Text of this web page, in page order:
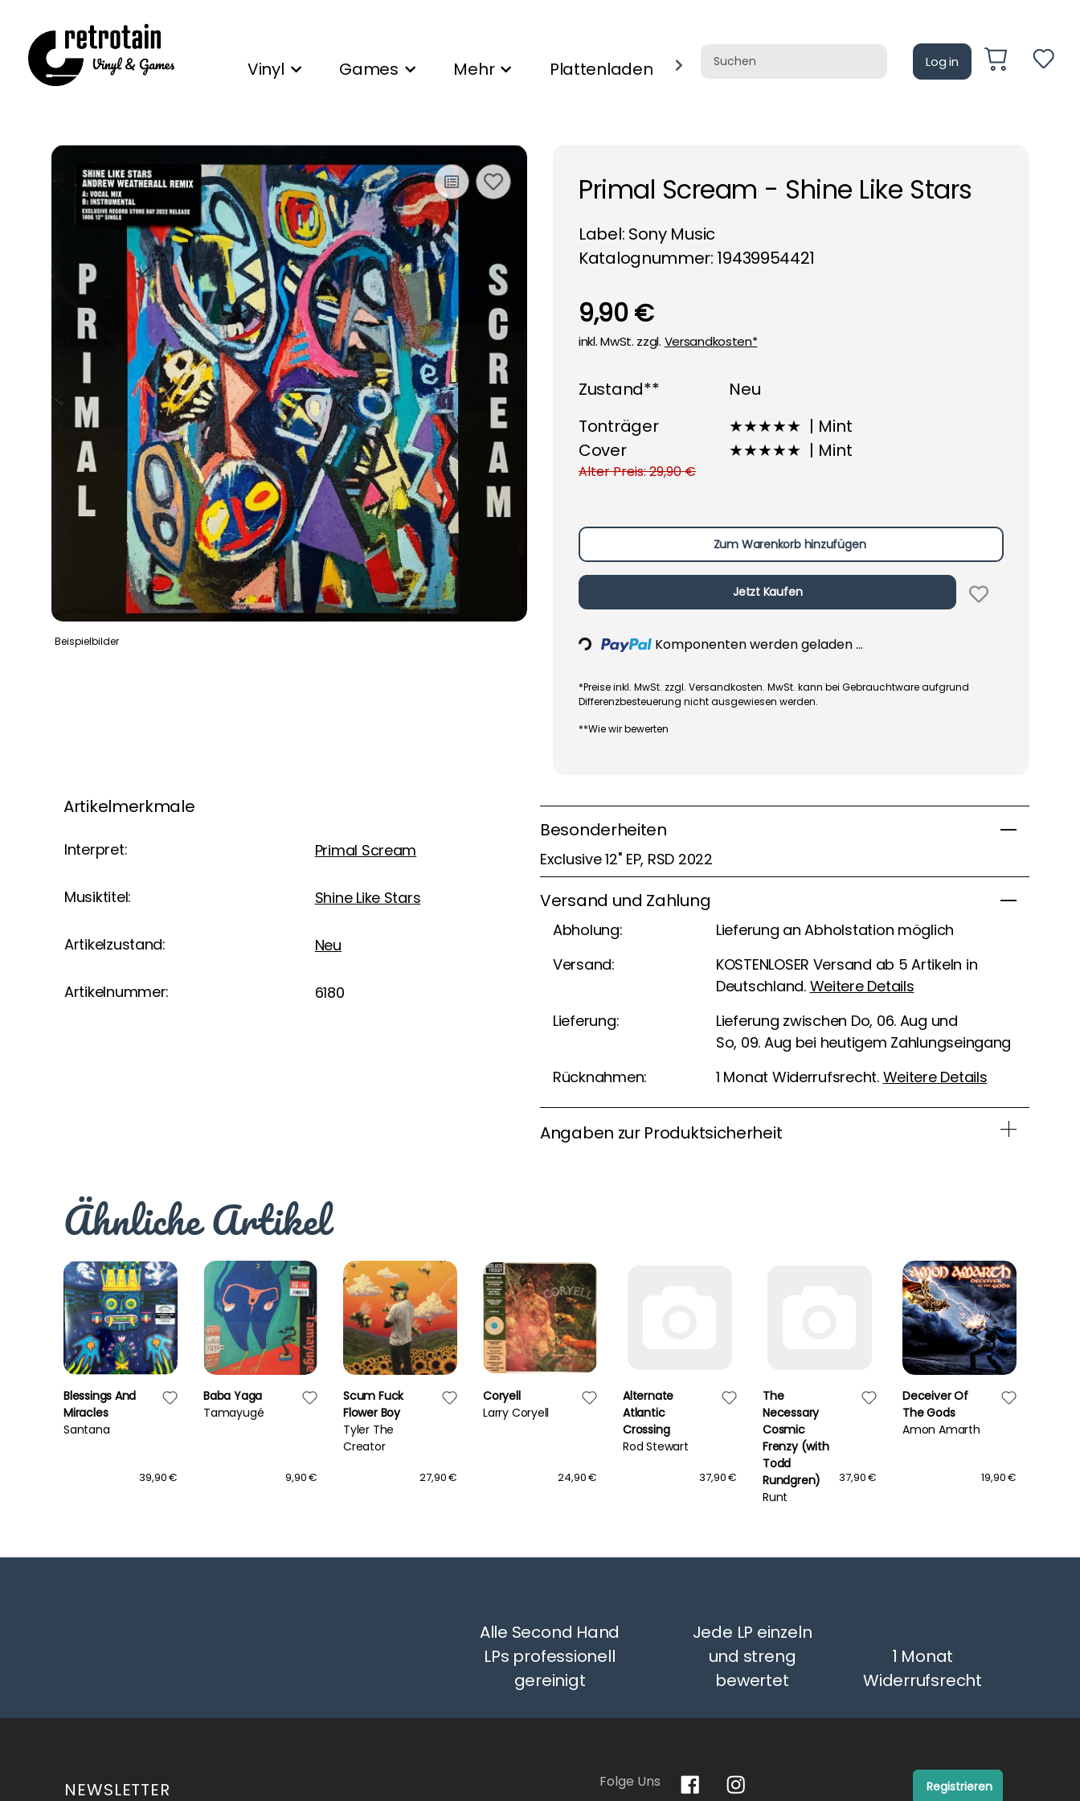
Log in
Vinyl Games Mehr Plattenladen Ankauf
Beispielbilder
Primal Scream - Shine Like Stars
Label: Sony Music
Katalognummer: 19439954421
9,90 €
inkl. MwSt. zzgl. Versandkosten*
Zustand**
Neu
Tonträger
★★★★★ | Mint
Cover
★★★★★ | Mint
Alter Preis: 29,90 €
Zum Warenkorb hinzufügen
Jetzt Kaufen
Loading... Komponenten werden geladen ...
*Preise inkl. MwSt. zzgl. Versandkosten. MwSt. kann bei Gebrauchtware aufgrund
Differenzbesteuerung nicht ausgewiesen werden.
**Wie wir bewerten
Artikelmerkmale
Interpret: Primal Scream
Musiktitel: Shine Like Stars
Artikelzustand: Neu
Artikelnummer: 6180
Besonderheiten
Exclusive 12'' EP, RSD 2022
Versand und Zahlung
Abholung:
Lieferung an Abholstation möglich
Versand:
KOSTENLOSER Versand ab 5 Artikeln in
Deutschland. Weitere Details
Lieferung:
Lieferung zwischen Do, 06. Aug und
So, 09. Aug bei heutigem Zahlungseingang
Rücknahmen:
1 Monat Widerrufsrecht. Weitere Details
Angaben zur Produktsicherheit
Ähnliche Artikel
Blessings And
Miracles
Santana
39,90 €
Baba Yaga
Tamayugé
9,90 €
Scum Fuck
Flower Boy
Tyler The
Creator
27,90 €
Coryell
Larry Coryell
24,90 €
Alternate
Atlantic
Crossing
Rod Stewart
37,90 €
The
Necessary
Cosmic
Frenzy (with
Todd
Rundgren)
Runt
37,90 €
Deceiver Of
The Gods
Amon Amarth
19,90 €
Alle Second Hand
LPs professionell
gereinigt
Jede LP einzeln
und streng
bewertet
1 Monat
Widerrufsrecht
NEWSLETTER Folge Uns Registrieren